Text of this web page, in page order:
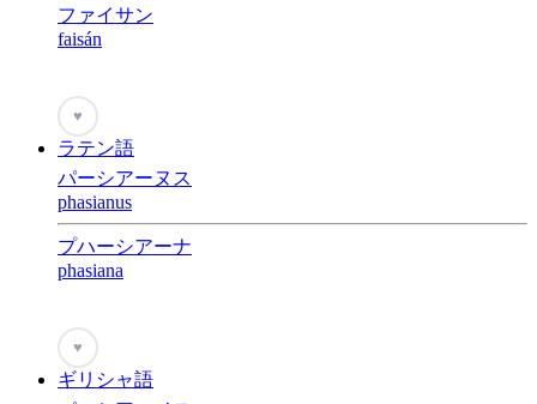
ファイサン
faisán
♥
ラテン語
パーシアーヌス
phasianus
プハーシアーナ
phasiana
♥
ギリシャ語